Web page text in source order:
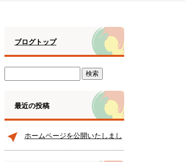
ブログトップ
最近の投稿
ホームページを公開いたしまし